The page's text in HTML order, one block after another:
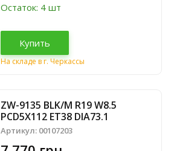
Остаток: 4 шт
Купить
На складе в г. Черкассы
ZW-9135 BLK/M R19 W8.5
PCD5X112 ET38 DIA73.1
Артикул: 00107203